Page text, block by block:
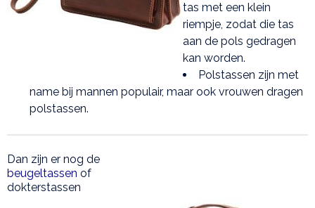
tas met een klein
riempje, zodat die tas
aan de pols gedragen
kan worden.
Polstassen zijn met
name bij mannen populair, maar ook vrouwen dragen
polstassen.
Dan zijn er nog de
beugeltassen of
dokterstassen